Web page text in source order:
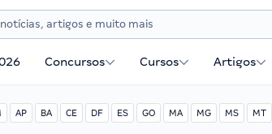
Concursos Cursos Artigos
AP BA CE DF ES GO MA MG MS MT